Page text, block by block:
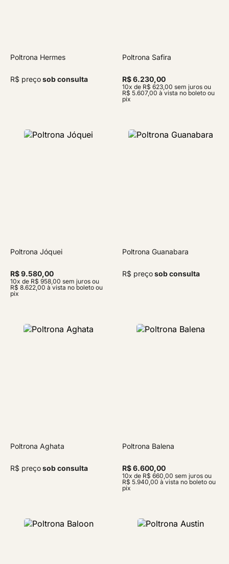
Poltrona Hermes
R$ preçosob consulta
Poltrona Safira
R$ 6.230,00
10x de R$ 623,00 sem juros ou
R$ 5.607,00 à vista no boleto ou
pix
Poltrona Jóquei
R$ 9.580,00
10x de R$ 958,00 sem juros ou
R$ 8.622,00 à vista no boleto ou
pix
Poltrona Guanabara
R$ preçosob consulta
Poltrona Aghata
R$ preçosob consulta
Poltrona Balena
R$ 6.600,00
10x de R$ 660,00 sem juros ou
R$ 5.940,00 à vista no boleto ou
pix